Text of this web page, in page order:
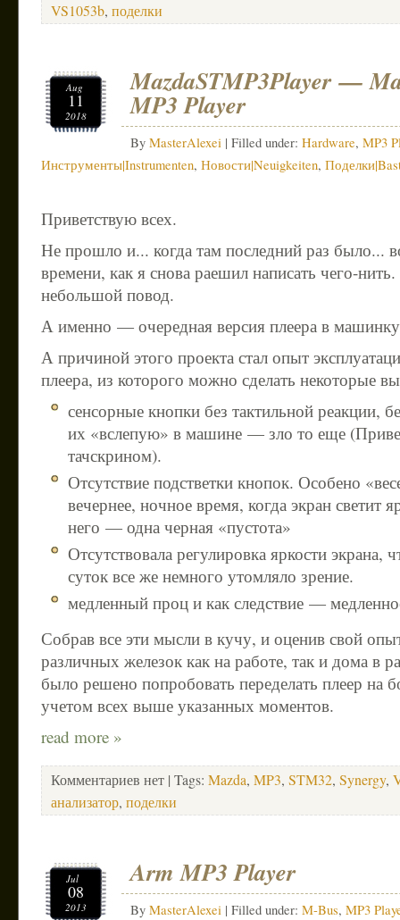
VS1053b, поделки
Aug
11
2018
MazdaSTMP3Player —
MP3 Player
By MasterAlexei | Filled under: Hardware, MP3
Инструменты|Instrumenten, Новости|Neuigkeiten,
Приветствую всех.
Не прошло и... когда там последний раз было...
времени, как я снова раешил написать чего-
небольшой повод.
А именно — очередная версия плеера в
А причиной этого проекта стал опыт
плеера, из которого можно сделать некоторые
сенсорные кнопки без тактильной реакции,
их «вслепую» в машине — зло то еще
тачскрином).
Отсутствие подстветки кнопок. Особено
вечернее, ночное время, когда экран светит
него — одна черная «пустота»
Отсутствовала регулировка яркости экрана,
суток все же немного утомляло зрение.
медленный проц и как следствие —
Собрав все эти мысли в кучу, и оценив свой
различных железок как на работе, так и дома в
было решено попробовать переделать плеер на
учетом всех выше указанных моментов.
read more »
Комментариев нет | Tags: Mazda, MP3, STM32, Synergy,
анализатор, поделки
Jul
08
2013
Arm MP3 Player
By MasterAlexei | Filled under: M-Bus, MP3